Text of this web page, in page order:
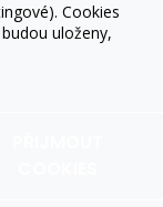
Cookies
uloženy,